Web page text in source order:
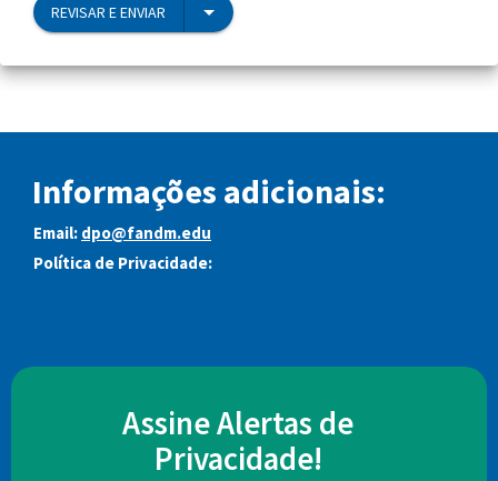
REVISAR E ENVIAR
Informações adicionais:
Email: dpo@fandm.edu
Política de Privacidade:
Assine Alertas de
Privacidade!